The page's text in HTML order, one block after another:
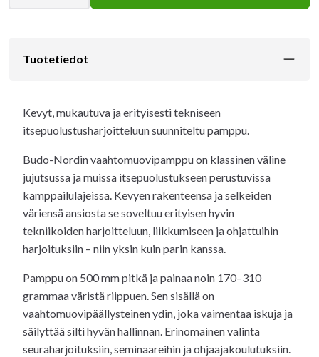
Tuotetiedot
Kevyt, mukautuva ja erityisesti tekniseen
itsepuolustusharjoitteluun suunniteltu pamppu.
Budo-Nordin vaahtomuovipamppu on klassinen väline
jujutsussa ja muissa itsepuolustukseen perustuvissa
kamppailulajeissa. Kevyen rakenteensa ja selkeiden
väriensä ansiosta se soveltuu erityisen hyvin
tekniikoiden harjoitteluun, liikkumiseen ja ohjattuihin
harjoituksiin – niin yksin kuin parin kanssa.
Pamppu on 500 mm pitkä ja painaa noin 170–310
grammaa väristä riippuen. Sen sisällä on
vaahtomuovipäällysteinen ydin, joka vaimentaa iskuja ja
säilyttää silti hyvän hallinnan. Erinomainen valinta
seuraharjoituksiin, seminaareihin ja ohjaajakoulutuksiin.